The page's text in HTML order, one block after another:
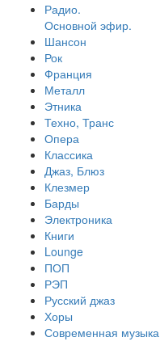
Радио.
Основной эфир.
Шансон
Рок
Франция
Металл
Этника
Техно, Транс
Опера
Классика
Джаз, Блюз
Клезмер
Барды
Электроника
Книги
Lounge
ПОП
РЭП
Русский джаз
Хоры
Современная музыка